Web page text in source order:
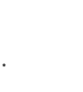
*Обязательно